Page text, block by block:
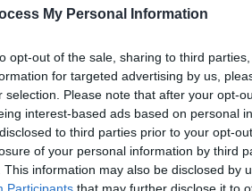
My Personal Information
opt-out of the sale, sharing to third
for targeted advertising by us,
selection. Please note that after your opt-
interest-based ads based on personal
to third parties prior to your opt-
of your personal information by third
This information may also be disclosed by
Participants that may further disclose it to
„În România, cea mai
probabilitate să devii